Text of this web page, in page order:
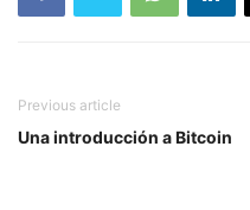
Previous article
Una introducción a Bitcoin